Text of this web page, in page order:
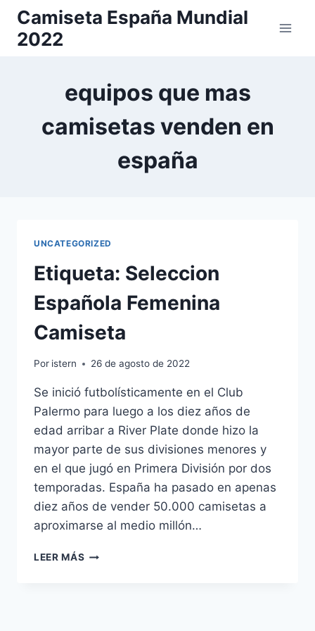
Saltar
contenido
Camiseta España Mundial
2022
equipos que mas
camisetas venden en
españa
UNCATEGORIZED
Etiqueta: Seleccion
Española Femenina
Camiseta
Por istern 26 de agosto de 2022
Se inició futbolísticamente en el Club
Palermo para luego a los diez años de
edad arribar a River Plate donde hizo la
mayor parte de sus divisiones menores y
en el que jugó en Primera División por dos
temporadas. España ha pasado en apenas
diez años de vender 50.000 camisetas a
aproximarse al medio millón…
LEER MÁS ETIQUETA: